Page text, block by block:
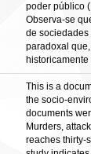
poder público
Observa-se
de sociedades
paradoxal
This is a
the socio-
documents
Murders,
reaches thirty-